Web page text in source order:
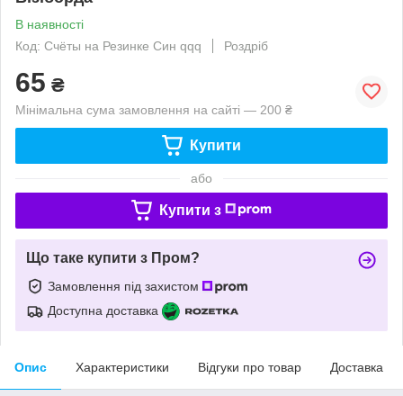
В наявності
Код: Счёты на Резинке Син qqq
Роздріб
65 ₴
Мінімальна сума замовлення на сайті — 200 ₴
Купити
або
Купити з
Що таке купити з Пром?
Замовлення під захистом
Доступна доставка
Опис Характеристики Відгуки про товар Доставка